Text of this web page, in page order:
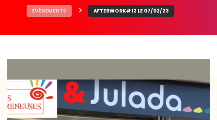
EVÈNEMENTS AFTERWORK#12 LE 07/02/23